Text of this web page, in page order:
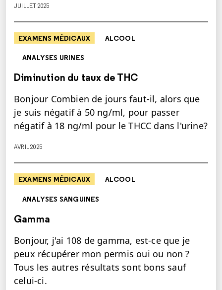
JUILLET 2025
EXAMENS MÉDICAUX ALCOOL
ANALYSES URINES
Diminution du taux de THC
Bonjour Combien de jours faut-il, alors que
je suis négatif à 50 ng/ml, pour passer
négatif à 18 ng/ml pour le THCC dans l'urine?
AVRIL 2025
EXAMENS MÉDICAUX ALCOOL
ANALYSES SANGUINES
Gamma
Bonjour, j'ai 108 de gamma, est-ce que je
peux récupérer mon permis oui ou non ?
Tous les autres résultats sont bons sauf
celui-ci.